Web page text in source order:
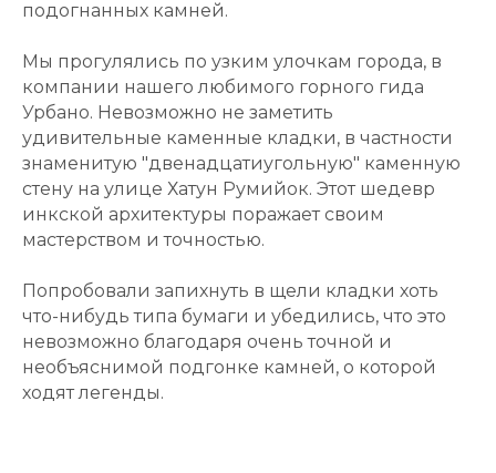
подогнанных камней.
Мы прогулялись по узким улочкам города, в
компании нашего любимого горного гида
Урбано. Невозможно не заметить
удивительные каменные кладки, в частности
знаменитую "двенадцатиугольную" каменную
стену на улице Хатун Румийок. Этот шедевр
инкской архитектуры поражает своим
мастерством и точностью.
Попробовали запихнуть в щели кладки хоть
что-нибудь типа бумаги и убедились, что это
невозможно благодаря очень точной и
необъяснимой подгонке камней, о которой
ходят легенды.